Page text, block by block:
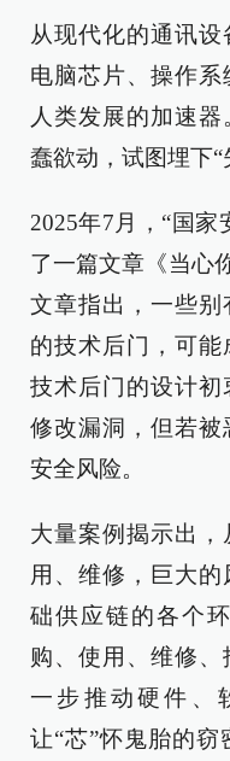
从现代化的通讯
电脑芯片、操作
人类发展的加速
蠢欲动，试图埋下“
2025年7月，“国
了一篇文章《当心
文章指出，一些别
的技术后门，可
技术后门的设计初
修改漏洞，但若
安全风险。
大量案例揭示出
用、维修，巨大
础供应链的各个
购、使用、维修
一步推动硬件、
让“芯”怀鬼胎的窃